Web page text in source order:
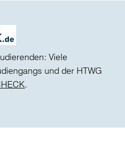
Viele
und der HTWG
.